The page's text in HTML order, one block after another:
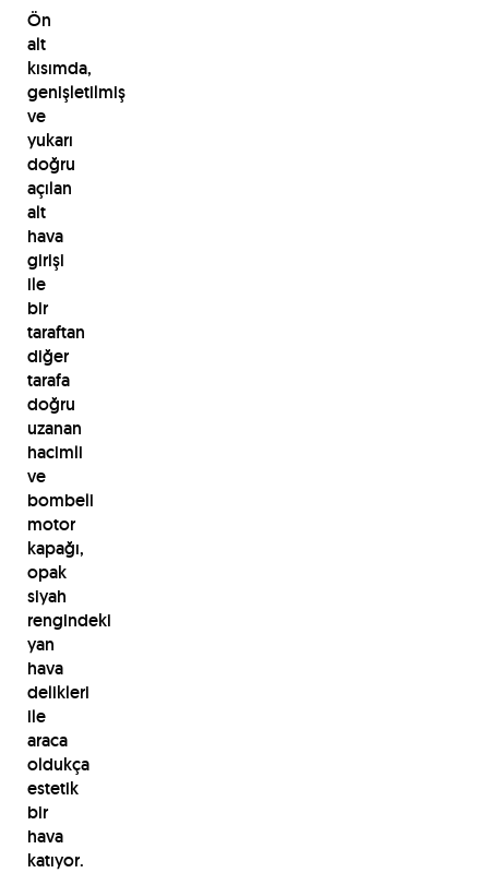
Ön
alt
kısımda,
genişletilmiş
ve
yukarı
doğru
açılan
alt
hava
girişi
ile
bir
taraftan
diğer
tarafa
doğru
uzanan
hacimli
ve
bombeli
motor
kapağı,
opak
siyah
rengindeki
yan
hava
delikleri
ile
araca
oldukça
estetik
bir
hava
katıyor.